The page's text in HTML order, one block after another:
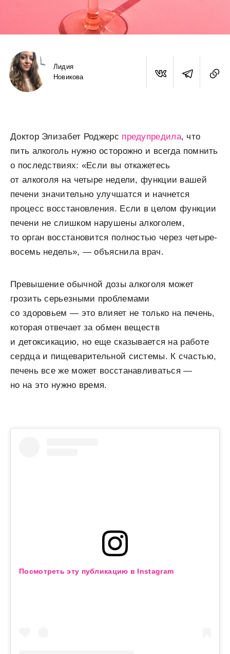
Лидия
Новикова
Доктор Элизабет Роджерс предупредила, что
пить алкоголь нужно осторожно и всегда помнить
о последствиях: «Если вы откажетесь
от алкоголя на четыре недели, функции вашей
печени значительно улучшатся и начнется
процесс восстановления. Если в целом функции
печени не слишком нарушены алкоголем,
то орган восстановится полностью через четыре-
восемь недель», — объяснила врач.
Превышение обычной дозы алкоголя может
грозить серьезными проблемами
со здоровьем — это влияет не только на печень,
которая отвечает за обмен веществ
и детоксикацию, но еще сказывается на работе
сердца и пищеварительной системы. К счастью,
печень все же может восстанавливаться —
но на это нужно время.
Посмотреть эту публикацию в Instagram